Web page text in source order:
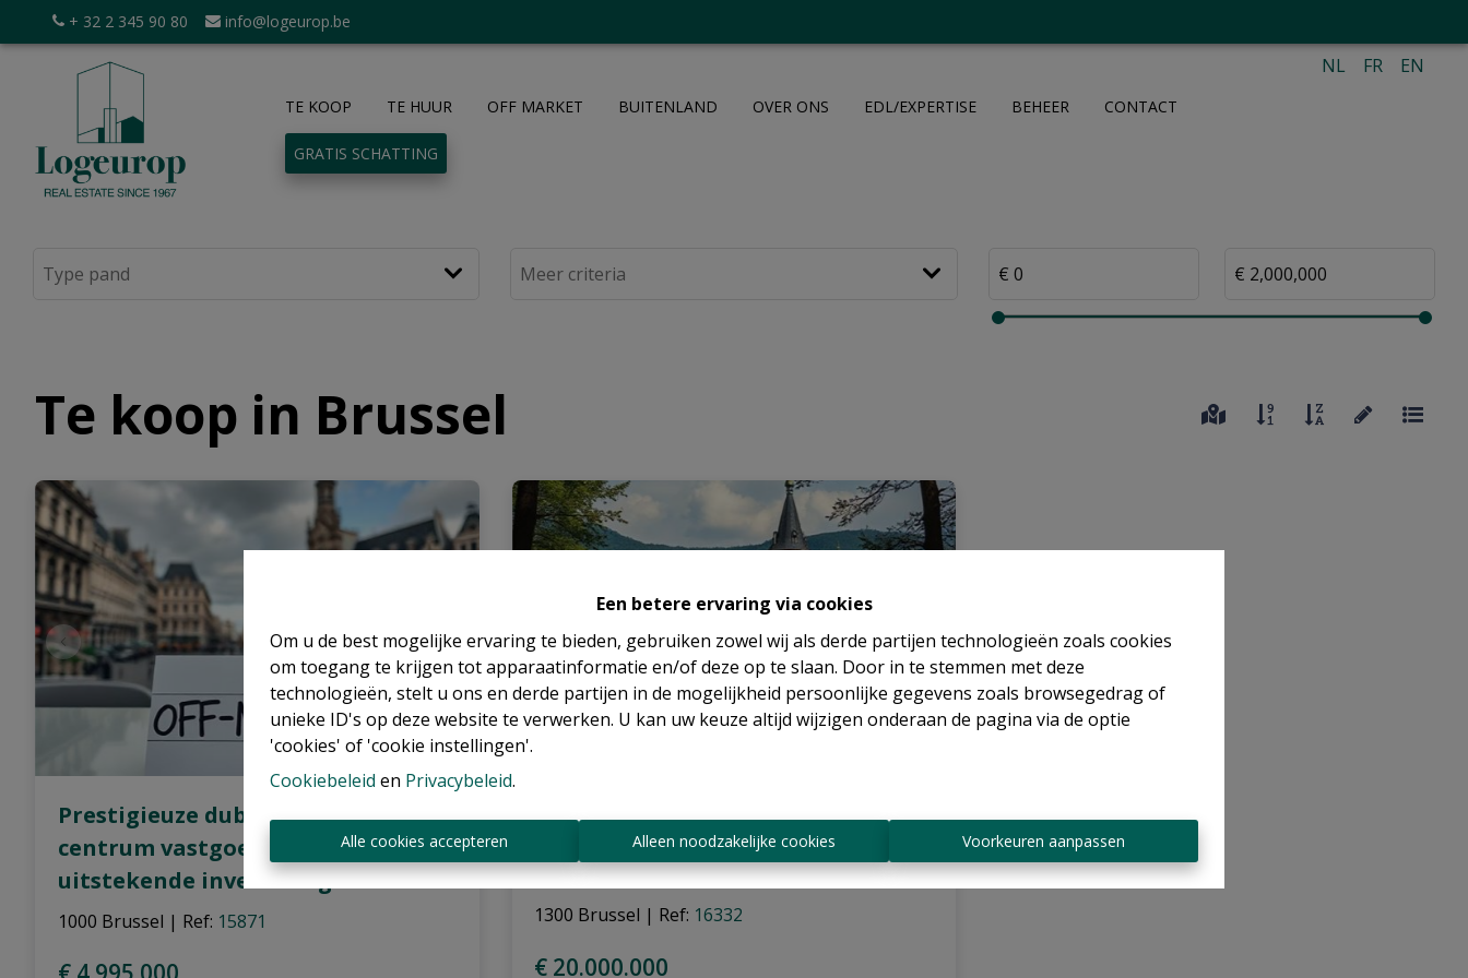
Een betere ervaring via cookies
Om u de best mogelijke ervaring te bieden, gebruiken zowel wij als derde partijen technologieën zoals cookies
om toegang te krijgen tot apparaatinformatie en/of deze op te slaan. Door in te stemmen met deze
technologieën, stelt u ons en derde partijen in de mogelijkheid persoonlijke gegevens zoals browsegedrag of
unieke ID's op deze website te verwerken. U kan uw keuze altijd wijzigen onderaan de pagina via de optie
'cookies' of 'cookie instellingen'.
Cookiebeleid en Privacybeleid.
Alle cookies accepteren Alleen noodzakelijke cookies Voorkeuren aanpassen
+ 32 2 345 90 80 info@logeurop.be
TE KOOP TE HUUR OFF MARKET BUITENLAND OVER ONS EDL/EXPERTISE BEHEER CONTACT
GRATIS SCHATTING
NL FR EN
Te koop in Brussel
Prestigieuze dubbel-Brussel
centrum vastgoedbeleggingen,
uitstekende investering!
1000 Brussel | Ref: 15871
Kasteel
1300 Brussel | Ref: 16332
€ 20.000.000